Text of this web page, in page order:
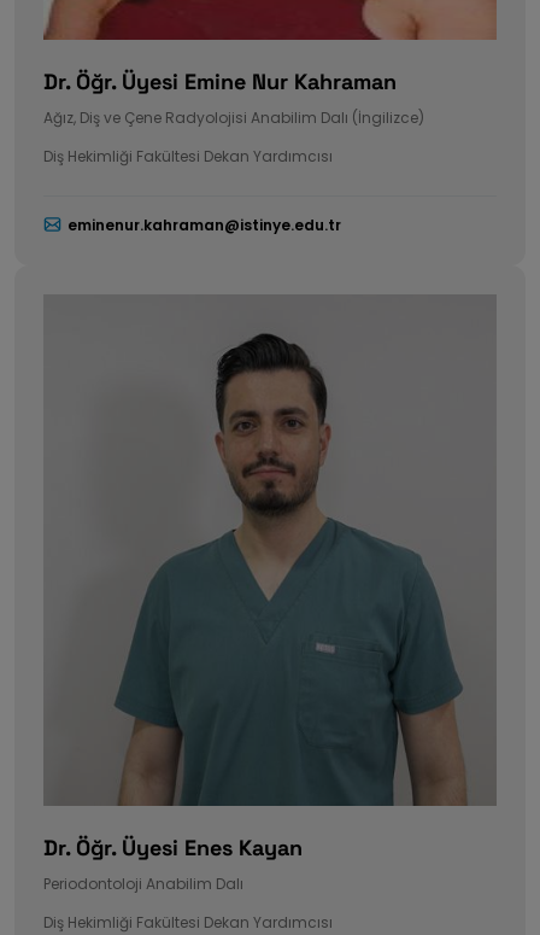
Dr. Öğr. Üyesi Emine Nur Kahraman
Ağız, Diş ve Çene Radyolojisi Anabilim Dalı (İngilizce)
Diş Hekimliği Fakültesi Dekan Yardımcısı
eminenur.kahraman@istinye.edu.tr
Dr. Öğr. Üyesi Enes Kayan
Periodontoloji Anabilim Dalı
Diş Hekimliği Fakültesi Dekan Yardımcısı